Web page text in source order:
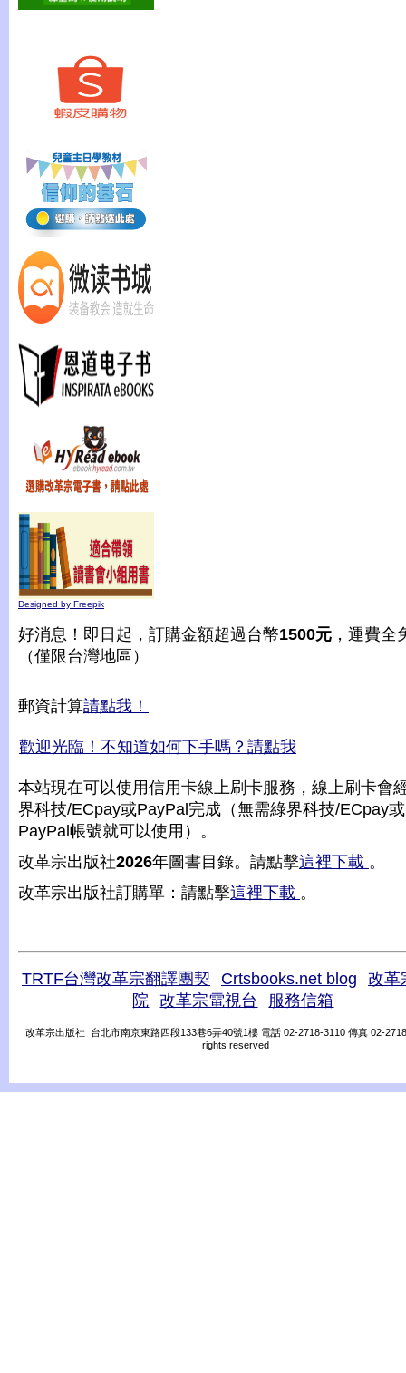
Designed by Freepik
好消息！即日起，訂購金額超過台幣1500元 ，運費全
（僅限台灣地區）
郵資計算請點我！
歡迎光臨！不知道如何下手嗎？請點我
本站現在可以使用信用卡線上刷卡服務，線上刷卡會
界科技/ECpay或PayPal完成（無需綠界科技/ECpay或
PayPal帳號就可以使用）。
改革宗出版社2026年圖書目錄。請點擊這裡下載 。
改革宗出版社訂購單：請點擊這裡下載 。
TRTF台灣改革宗翻譯團契 Crtsbooks.net blog
改革
院
改革宗電視台 服務信箱
改革宗出版社 台北市南京東路四段133巷6弄40號1樓 電話 02-2718-3110 傳真 02-
rights reserved